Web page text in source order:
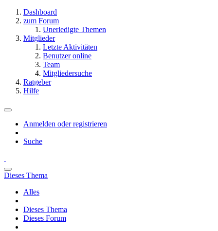
Dashboard
zum Forum
Unerledigte Themen
Mitglieder
Letzte Aktivitäten
Benutzer online
Team
Mitgliedersuche
Ratgeber
Hilfe
Anmelden oder registrieren
Suche
Dieses Thema
Alles
Dieses Thema
Dieses Forum